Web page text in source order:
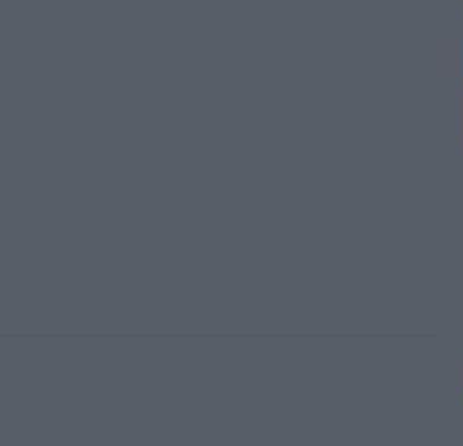
Länder wollen den Sieg in Wien
Rest des ESC-Halbfinales war solide, aber kein Feuerwerk